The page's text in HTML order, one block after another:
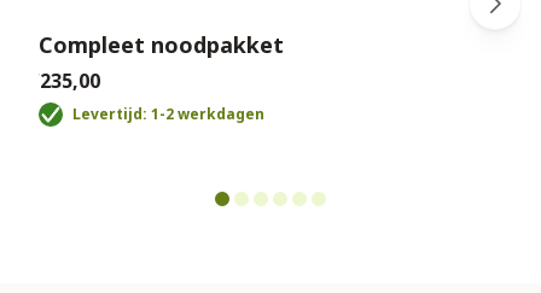
Compleet noodpakket
€235,00
Levertijd: 1-2 werkdagen